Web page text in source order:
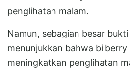
penglihatan malam.
Namun, sebagian besar
menunjukkan bahwa
meningkatkan penglihatan